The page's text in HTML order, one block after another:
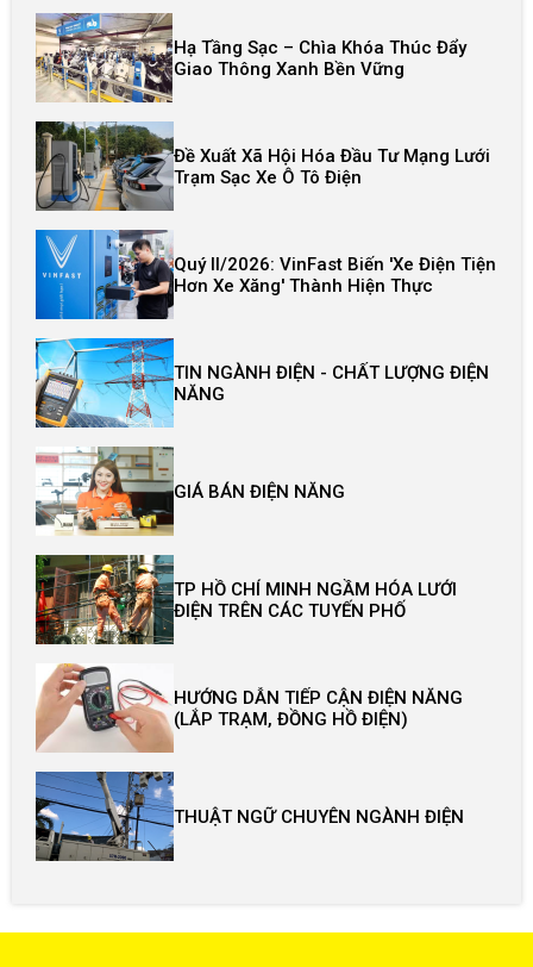
Hạ Tầng Sạc – Chìa Khóa Thúc Đẩy
Giao Thông Xanh Bền Vững
Đề Xuất Xã Hội Hóa Đầu Tư Mạng Lưới
Trạm Sạc Xe Ô Tô Điện
Quý II/2026: VinFast Biến 'xe Điện Tiện
Hơn Xe Xăng' Thành Hiện Thực
TIN NGÀNH ĐIỆN - CHẤT LƯỢNG ĐIỆN
NĂNG
GIÁ BÁN ĐIỆN NĂNG
TP HỒ CHÍ MINH NGẦM HÓA LƯỚI
ĐIỆN TRÊN CÁC TUYẾN PHỐ
HƯỚNG DẪN TIẾP CẬN ĐIỆN NĂNG
(LẮP TRẠM, ĐỒNG HỒ ĐIỆN)
THUẬT NGỮ CHUYÊN NGÀNH ĐIỆN